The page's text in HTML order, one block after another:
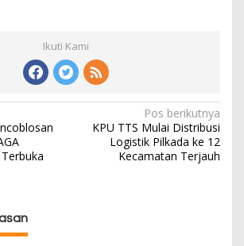
Ikuti Kami
Pos berikutnya
KPU TTS Mulai Distribusi
Logistik Pilkada ke 12
Kecamatan Terjauh